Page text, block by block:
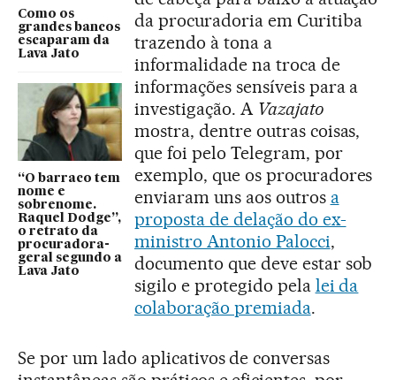
Como os
grandes bancos
escaparam da
Lava Jato
“O barraco tem
nome e
sobrenome.
Raquel Dodge”,
o retrato da
procuradora-
geral segundo a
Lava Jato
da procuradoria em Curitiba
trazendo à tona a
informalidade na troca de
informações sensíveis para a
investigação. A Vazajato
mostra, dentre outras coisas,
que foi pelo Telegram, por
exemplo, que os procuradores
enviaram uns aos outros a
proposta de delação do ex-
ministro Antonio Palocci,
documento que deve estar sob
sigilo e protegido pela lei da
colaboração premiada.
Se por um lado aplicativos de conversas